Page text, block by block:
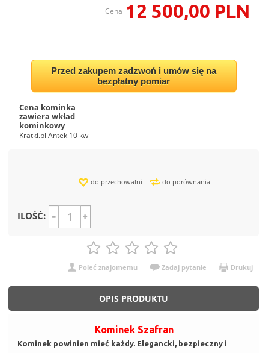
Cena 12 500,00 PLN
Przed zakupem zadzwoń i umów się na
bezpłatny pomiar
Cena kominka
zawiera wkład
kominkowy
Kratki.pl Antek 10 kw
do przechowalni do porównania
ILOŚĆ:
Poleć znajomemu Zadaj pytanie Drukuj
OPIS PRODUKTU
Kominek Szafran
Kominek powinien mieć każdy. Elegancki, bezpieczny i